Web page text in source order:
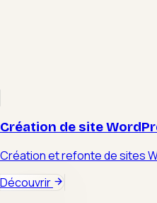
Création de site
Création et refonte de sites
Découvrir